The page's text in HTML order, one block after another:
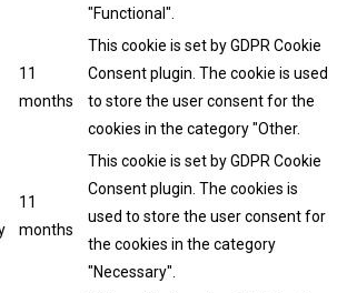
"Functional".
11
months
This cookie is set by GDPR Cookie
Consent plugin. The cookie is used
to store the user consent for the
cookies in the category "Other.
11
months
This cookie is set by GDPR Cookie
Consent plugin. The cookies is
used to store the user consent for
the cookies in the category
"Necessary".